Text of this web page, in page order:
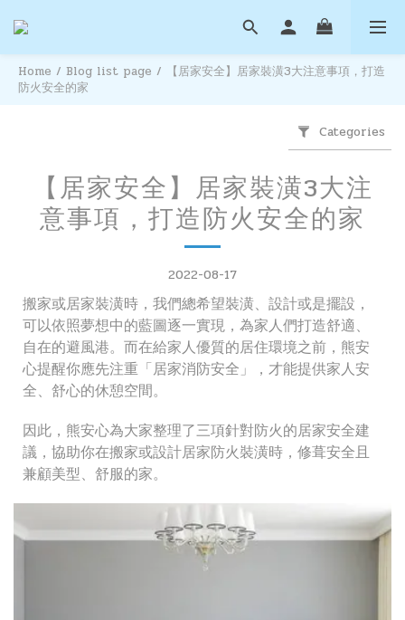
Home / Blog list page /
【居家安全】居家裝潢3大注意事項，打造
防火安全的家
Categories
【居家安全】居家裝潢3大注
意事項，打造防火安全的家
2022-08-17
搬家或居家裝潢時，我們總希望裝潢、設計或是擺設，
可以依照夢想中的藍圖逐一實現，為家人們打造舒適、
自在的避風港。而在給家人優質的居住環境之前，熊安
心提醒你應先注重「居家消防安全」，才能提供家人安
全、舒心的休憩空間。
因此，熊安心為大家整理了三項針對防火的居家安全建
議，協助你在搬家或設計居家防火裝潢時，修葺安全且
兼顧美型、舒服的家。